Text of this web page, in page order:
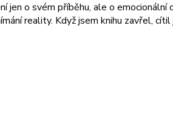
jen o svém příběhu, ale o
reality. Když jsem knihu zavřel,